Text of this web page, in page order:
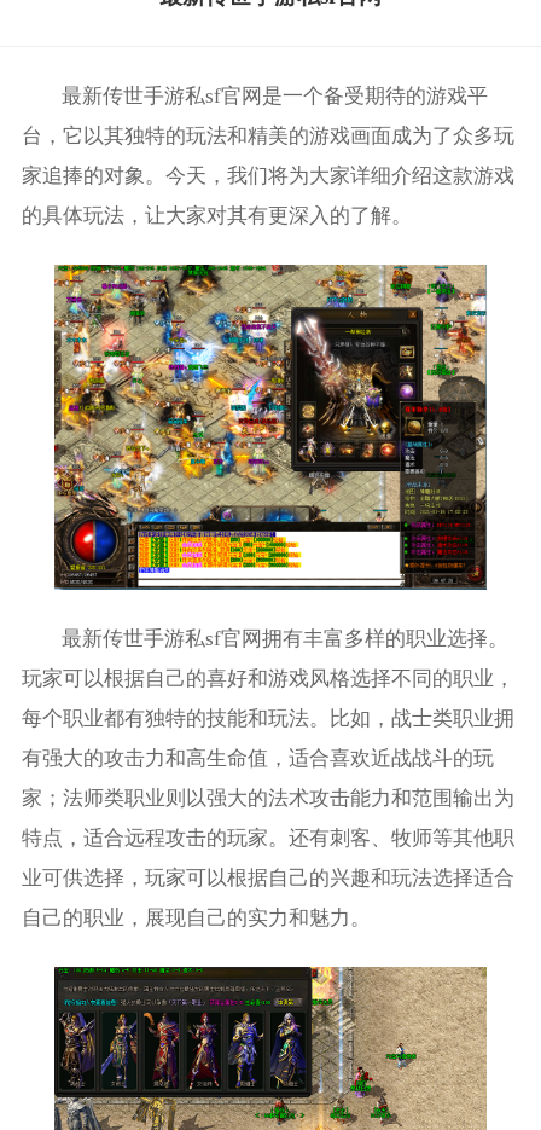
最新传世手游私sf官网是一个备受期待的游戏平
台，它以其独特的玩法和精美的游戏画面成为了众多玩
家追捧的对象。今天，我们将为大家详细介绍这款游戏
的具体玩法，让大家对其有更深入的了解。
最新传世手游私sf官网拥有丰富多样的职业选择。
玩家可以根据自己的喜好和游戏风格选择不同的职业，
每个职业都有独特的技能和玩法。比如，战士类职业拥
有强大的攻击力和高生命值，适合喜欢近战战斗的玩
家；法师类职业则以强大的法术攻击能力和范围输出为
特点，适合远程攻击的玩家。还有刺客、牧师等其他职
业可供选择，玩家可以根据自己的兴趣和玩法选择适合
自己的职业，展现自己的实力和魅力。